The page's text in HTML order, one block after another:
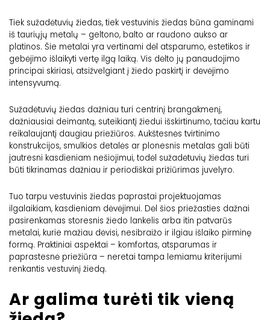
Tiek sužadėtuvių žiedas, tiek vestuvinis žiedas būna gaminami
iš tauriųjų metalų – geltono, balto ar raudono aukso ar
platinos. Šie metalai yra vertinami dėl atsparumo, estetikos ir
gebėjimo išlaikyti vertę ilgą laiką. Vis dėlto jų panaudojimo
principai skiriasi, atsižvelgiant į žiedo paskirtį ir dėvėjimo
intensyvumą.
Sužadėtuvių žiedas dažniau turi centrinį brangakmenį,
dažniausiai deimantą, suteikiantį žiedui išskirtinumo, tačiau kartu
reikalaujantį daugiau priežiūros. Aukštesnės tvirtinimo
konstrukcijos, smulkios detalės ar plonesnis metalas gali būti
jautresni kasdieniam nešiojimui, todėl sužadėtuvių žiedas turi
būti tikrinamas dažniau ir periodiškai prižiūrimas juvelyro.
Tuo tarpu vestuvinis žiedas paprastai projektuojamas
ilgalaikiam, kasdieniam dėvėjimui. Dėl šios priežasties dažnai
pasirenkamas storesnis žiedo lankelis arba itin patvarūs
metalai, kurie mažiau dėvisi, nesibraižo ir ilgiau išlaiko pirminę
formą. Praktiniai aspektai – komfortas, atsparumas ir
paprastesnė priežiūra – neretai tampa lemiamu kriterijumi
renkantis vestuvinį žiedą.
Ar galima turėti tik vieną